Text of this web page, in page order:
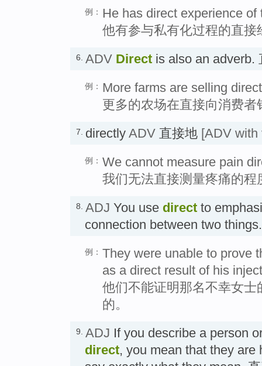
例： He has direct experience
他有参与私有化过程的直接
6. ADV Direct is also an adverb.
例： More farms are selling
更多的农场在直接向消费者
7. directly ADV 直接地 [ADV with
例： We cannot measure pain
我们无法直接测量疼痛的程
8. ADJ You use direct to
connection between two
例： They were unable to prove
as a direct result of his
他们不能证明那名不幸女
的。
9. ADJ If you describe a person
direct, you mean that they are